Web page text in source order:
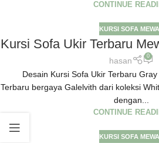
CONTINUE
KURSI SOFA
Kursi Sofa Ukir Terbaru
hasan 0
Desain Kursi Sofa Ukir Terbaru
Terbaru bergaya Galelvith dari koleksi
dengan...
CONTINUE
KURSI SOFA